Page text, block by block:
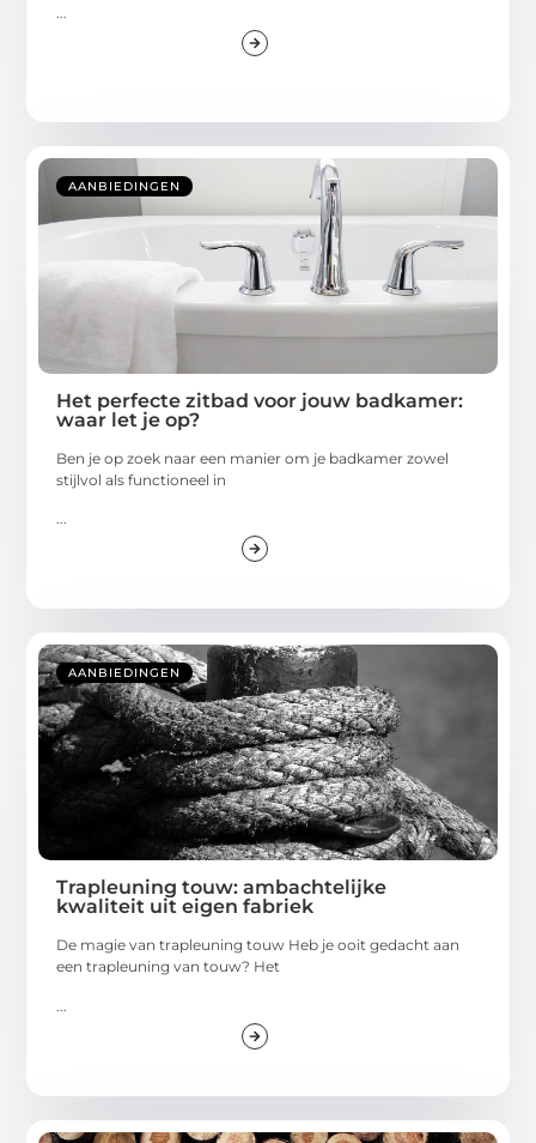
AANBIEDINGEN
Het perfecte zitbad voor jouw badkamer:
waar let je op?
Ben je op zoek naar een manier om je badkamer zowel
stijlvol als functioneel in
...
AANBIEDINGEN
Trapleuning touw: ambachtelijke
kwaliteit uit eigen fabriek
De magie van trapleuning touw Heb je ooit gedacht aan
een trapleuning van touw? Het